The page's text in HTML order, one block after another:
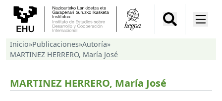
Inicio»Publicaciones»Autoría»
MARTINEZ HERRERO, María José
MARTINEZ HERRERO, María José